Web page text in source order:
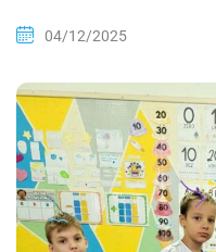
04/12/2025